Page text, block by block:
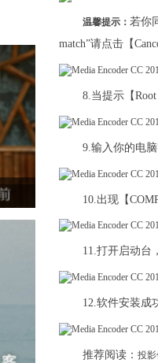
温馨提示： 若你
match”请点击【
8.当提示【
9.输入你的电脑
10.出现【
11.打开启动台
12.软件安装成
推荐阅读： 投